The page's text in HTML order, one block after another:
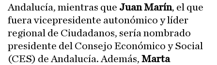
Andalucía, mientras que Juan Marín, el que
fuera vicepresidente autonómico y líder
regional de Ciudadanos, sería nombrado
presidente del Consejo Económico y Social
(CES) de Andalucía. Además, Marta